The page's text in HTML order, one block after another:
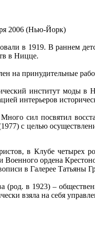
2006 (Нью-Йорк)
в 1919. В раннем
в Ницце.
на принудительные
институт моды в
интерьеров
сил посвятил
с целью
в Клубе
ордена
в Галерее Татьяны
(род. в 1923) –
взяла на себя